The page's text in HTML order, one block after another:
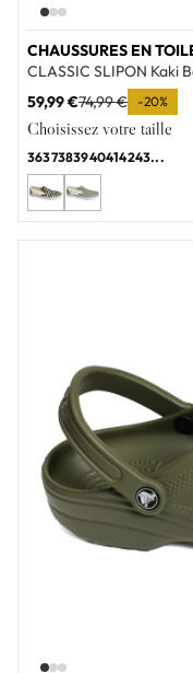
CHAUSSURES EN
CLASSIC SLIPON Kaki
59,99 €74,99 € -20%
Choisissez votre taille
3637383940414243...